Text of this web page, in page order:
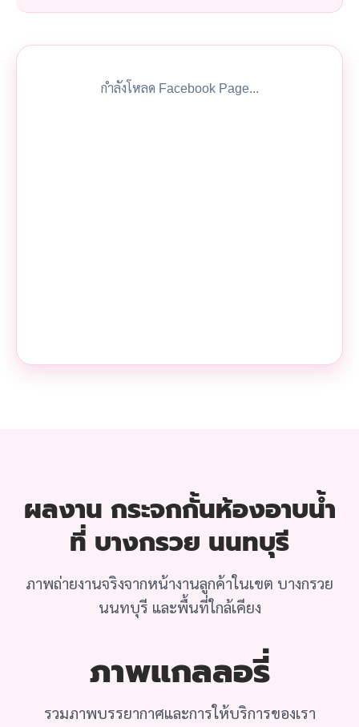
กำลังโหลด Facebook Page...
ผลงาน กระจกกั้นห้องอาบน้ำ
ที่ บางกรวย นนทบุรี
ภาพถ่ายงานจริงจากหน้างานลูกค้าในเขต บางกรวย
นนทบุรี และพื้นที่ใกล้เคียง
ภาพแกลลอรี่
รวมภาพบรรยากาศและการให้บริการของเรา